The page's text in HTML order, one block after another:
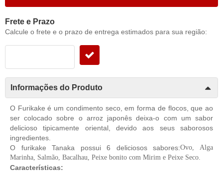
Frete e Prazo
Calcule o frete e o prazo de entrega estimados para sua região:
Informações do Produto
O Furikake é um condimento seco, em forma de flocos, que ao
ser colocado sobre o arroz japonês deixa-o com um sabor
delicioso tipicamente oriental, devido aos seus saborosos
ingredientes.
O furikake Tanaka possui 6 deliciosos sabores:Ovo, Alga
Marinha, Salmão, Bacalhau, Peixe bonito com Mirim e Peixe Seco.
Características: